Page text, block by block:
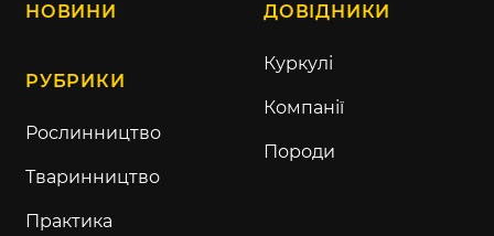
НОВИНИ
РУБРИКИ
Рослинництво
Тваринництво
Практика
ДОВІДНИКИ
Куркулі
Компанії
Породи